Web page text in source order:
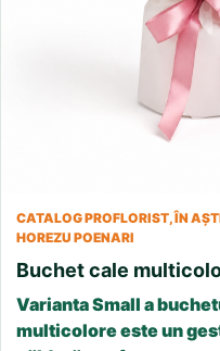
CATALOG PROFLORIST, ÎN
HOREZU POENARI
Buchet cale
Varianta Small a
multicolore este un